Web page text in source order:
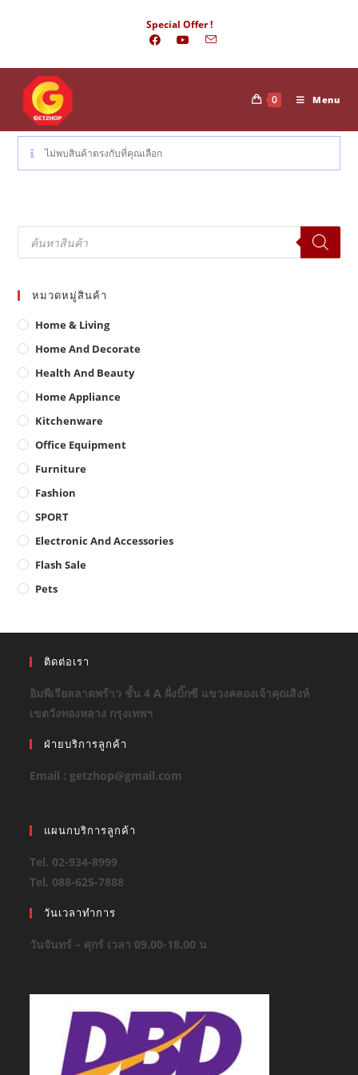
Special Offer !
0 Menu
ไม่พบสินค้าตรงกับที่คุณเลือก
Products
search
หมวดหมู่สินค้า
Home & Living
Home And Decorate
Health And Beauty
Home Appliance
Kitchenware
Office Equipment
Furniture
Fashion
SPORT
Electronic And Accessories
Flash Sale
Pets
ติดต่อเรา
อิมพีเรียลลาดพร้าว ชั้น 4 A ฝั่งบิ๊กซี แขวงคลองเจ้าคุณสิงห์
เขตวังทองหลาง กรุงเทพฯ
ฝ่ายบริการลูกค้า
Email : getzhop@gmail.com
แผนกบริการลูกค้า
Tel. 02-934-8999
Tel. 088-625-7888
วันเวลาทำการ
วันจันทร์ – ศุกร์ เวลา 09.00-18.00 น